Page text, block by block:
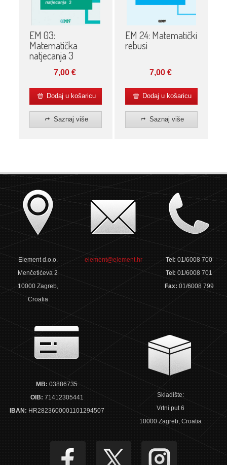
EM 03:
Matematička
natjecanja 3
7,00 €
Dodaj u košaricu
Saznaj više
EM 24: Matematički
rebusi
7,00 €
Dodaj u košaricu
Saznaj više
Element d.o.o.
Menčetićeva 2
10000 Zagreb,
Croatia
element@element.hr Tel:01/6008 700
Tel:01/6008 701
Fax: 01/6008 799
MB: 03886735
OIB: 71412305441
IBAN: HR2823600001101294507
Skladište:
Vrtni put 6
10000 Zagreb, Croatia